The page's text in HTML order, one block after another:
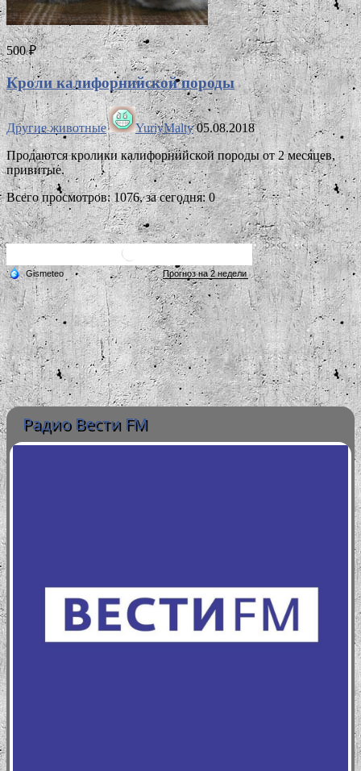
500 ₽
Кроли калифорнийской породы
Другие животные YuriyMalty 05.08.2018
Продаются кролики калифорнийской породы от 2 месяцев,
привитые.
Всего просмотров: 1076, за сегодня: 0
Радио Вести FM